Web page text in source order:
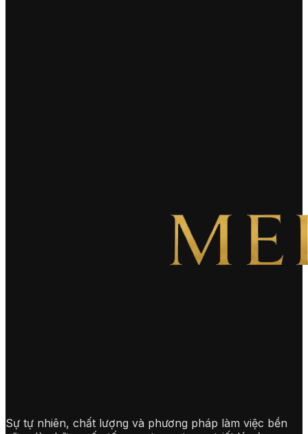
Sự tự nhiên, chất lượng và phương pháp làm việc bền